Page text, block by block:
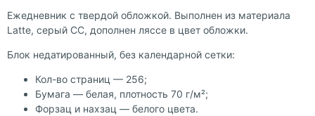
Ежедневник с твердой обложкой. Выполнен из материала
Latte, серый СС, дополнен ляссе в цвет обложки.
Блок недатированный, без календарной сетки:
Кол-во страниц — 256;
Бумага — белая, плотность 70 г/м²;
Форзац и нахзац — белого цвета.